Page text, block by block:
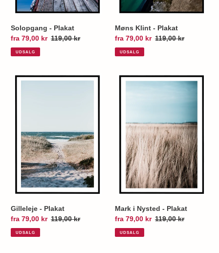
Solopgang - Plakat
Udsalgspris
fra 79,00 kr Normalpris
119,00 kr
UDSALG
Møns Klint - Plakat
Udsalgspris
fra 79,00 kr Normalpris
119,00 kr
UDSALG
Gilleleje
Gilleleje - Plakat
Udsalgspris
fra 79,00 kr Normalpris
119,00 kr
UDSALG
Mark
Plakat
Mark i Nysted - Plakat
Udsalgspris
fra 79,00 kr Normalpris
119,00 kr
UDSALG